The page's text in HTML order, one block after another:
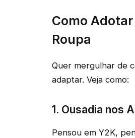
Como
Roupa
Quer mergulhar de
adaptar. Veja como:
1. Ousadia nos
Pensou em Y2K,